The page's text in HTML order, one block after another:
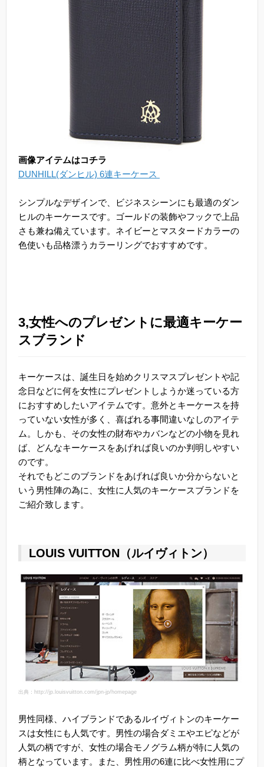
画像アイテムはコチラ
DUNHILL(ダンヒル) 6連キーケース
シンプルなデザインで、ビジネスシーンにも最適のダン
ヒルのキーケースです。ゴールドの装飾やフックで上品
さも兼ね備えています。ネイビーとマスタードカラーの
色使いも品格漂うカラーリングでおすすめです。
3,女性へのプレゼントに最適キーケー
スブランド
キーケースは、誕生日を始めクリスマスプレゼントや記
念日などに何を女性にプレゼントしようか迷っている方
におすすめしたいアイテムです。意外とキーケースを持
っていない女性が多く、喜ばれる事間違いなしのアイテ
ム。しかも、その女性の財布やカバンなどの小物を見れ
ば、どんなキーケースをあげれば良いのか判明しやすい
のです。
それでもどこのブランドをあげれば良いか分からないと
いう男性陣の為に、女性に人気のキーケースブランドを
ご紹介致します。
LOUIS VUITTON（ルイヴィトン）
出典：http://jp.louisvuitton.com/jpn-jp/homepage
男性同様、ハイブランドであるルイヴィトンのキーケー
スは女性にも人気です。男性の場合ダミエやエピなどが
人気の柄ですが、女性の場合モノグラム柄が特に人気の
柄となっています。また、男性用の6連に比べ女性用にプ